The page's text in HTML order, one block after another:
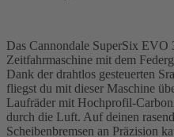
Das Cannondale SuperSix
Zeitfahrmaschine mit dem
Dank der drahtlos gesteuerten
fliegst du mit dieser Maschine
Laufräder mit Hochprofil-
durch die Luft. Auf deinen
Scheibenbremsen an Präzision